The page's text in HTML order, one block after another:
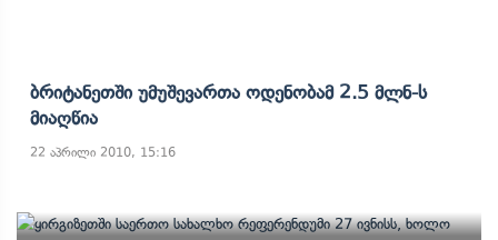
Ბრიტანეთში Უმუშევართა Ოდენობამ 2.5 Მლნ-Ს
Მიაღწია
22 აპრილი 2010, 15:16